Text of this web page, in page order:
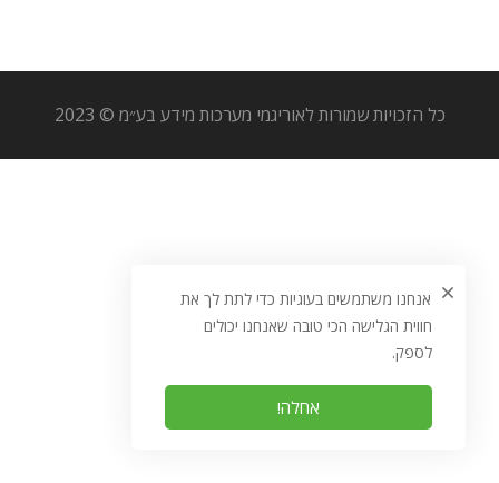
כל הזכויות שמורות לאוריגמי מערכות מידע בע״מ © 2023
אנחנו משתמשים בעוגיות כדי לתת לך את
חווית הגלישה הכי טובה שאנחנו יכולים
לספק.
אחלה!